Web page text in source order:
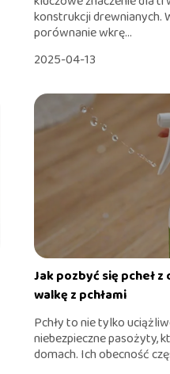
konstrukcji drewnianych.
porównanie wkrę...
2025-04-13
Jak pozbyć się pcheł
walkę z pchłami
Pchły to nie tylko
niebezpieczne pasożyty,
domach. Ich obecność